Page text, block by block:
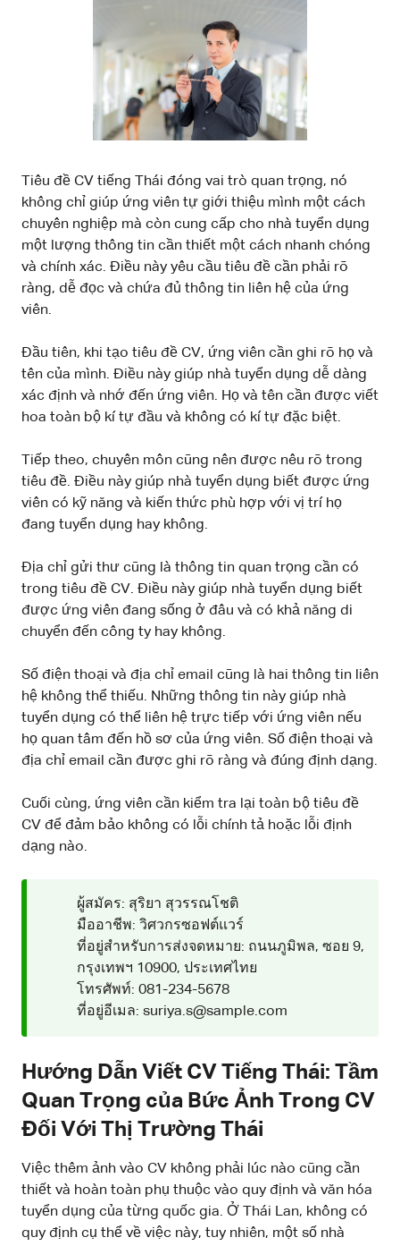
Tiêu đề CV tiếng Thái đóng vai trò quan trọng, nó
không chỉ giúp ứng viên tự giới thiệu mình một cách
chuyên nghiệp mà còn cung cấp cho nhà tuyển dụng
một lượng thông tin cần thiết một cách nhanh chóng
và chính xác. Điều này yêu cầu tiêu đề cần phải rõ
ràng, dễ đọc và chứa đủ thông tin liên hệ của ứng
viên.
Đầu tiên, khi tạo tiêu đề CV, ứng viên cần ghi rõ họ và
tên của mình. Điều này giúp nhà tuyển dụng dễ dàng
xác định và nhớ đến ứng viên. Họ và tên cần được viết
hoa toàn bộ kí tự đầu và không có kí tự đặc biệt.
Tiếp theo, chuyên môn cũng nên được nêu rõ trong
tiêu đề. Điều này giúp nhà tuyển dụng biết được ứng
viên có kỹ năng và kiến thức phù hợp với vị trí họ
đang tuyển dụng hay không.
Địa chỉ gửi thư cũng là thông tin quan trọng cần có
trong tiêu đề CV. Điều này giúp nhà tuyển dụng biết
được ứng viên đang sống ở đâu và có khả năng di
chuyển đến công ty hay không.
Số điện thoại và địa chỉ email cũng là hai thông tin liên
hệ không thể thiếu. Những thông tin này giúp nhà
tuyển dụng có thể liên hệ trực tiếp với ứng viên nếu
họ quan tâm đến hồ sơ của ứng viên. Số điện thoại và
địa chỉ email cần được ghi rõ ràng và đúng định dạng.
Cuối cùng, ứng viên cần kiểm tra lại toàn bộ tiêu đề
CV để đảm bảo không có lỗi chính tả hoặc lỗi định
dạng nào.
ผู้สมัคร: สุริยา สุวรรณโชติ
มืออาชีพ: วิศวกรซอฟต์แวร์
ที่อยู่สำหรับการส่งจดหมาย: ถนนภูมิพล, ซอย 9,
กรุงเทพฯ 10900, ประเทศไทย
โทรศัพท์: 081-234-5678
ที่อยู่อีเมล: suriya.s@sample.com
Hướng Dẫn Viết CV Tiếng Thái: Tầm
Quan Trọng của Bức Ảnh Trong CV
Đối Với Thị Trường Thái
Việc thêm ảnh vào CV không phải lúc nào cũng cần
thiết và hoàn toàn phụ thuộc vào quy định và văn hóa
tuyển dụng của từng quốc gia. Ở Thái Lan, không có
quy định cụ thể về việc này, tuy nhiên, một số nhà